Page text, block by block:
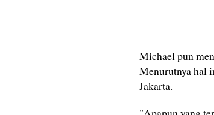
Michael pun
Menurutnya hal
Jakarta.